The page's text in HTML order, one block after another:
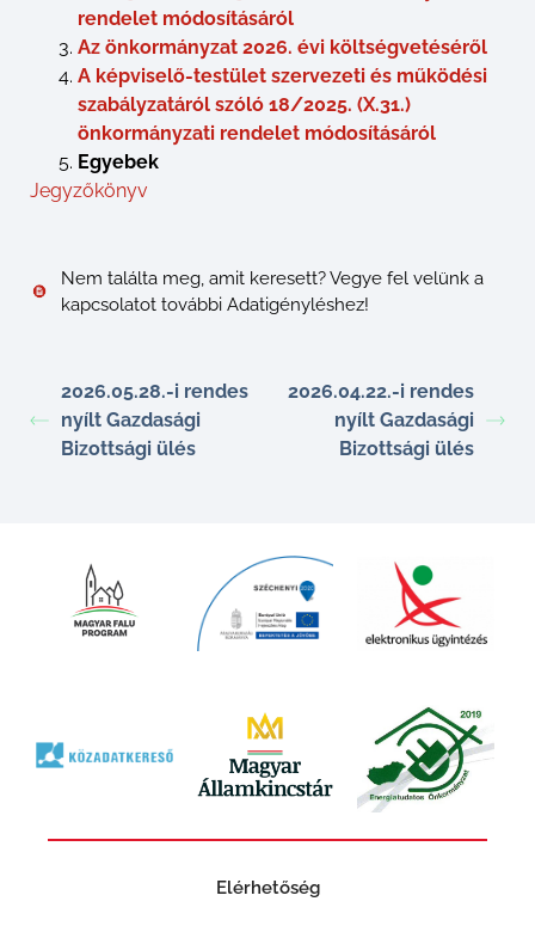
rendelet módosításáról
Az önkormányzat 2026. évi költségvetéséről
A képviselő-testület szervezeti és működési
szabályzatáról szóló 18/2025. (X.31.)
önkormányzati rendelet módosításáról
Egyebek
Jegyzőkönyv
Nem találta meg, amit keresett? Vegye fel velünk a
kapcsolatot további Adatigényléshez!
2026.05.28.-i rendes
nyílt Gazdasági
Bizottsági ülés
2026.04.22.-i rendes
nyílt Gazdasági
Bizottsági ülés
Elérhetőség